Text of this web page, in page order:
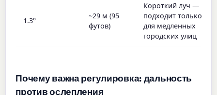
1.3°
~29 м (95
футов)
Короткий луч —
подходит только
для медленных
городских улиц
Почему важна регулировка: дальность
против ослепления